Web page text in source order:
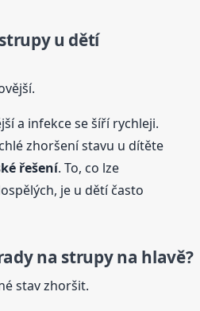
u dětí
a infekce se šíří rychleji.
zhoršení stavu u dítěte
řešení. To, co lze
je u dětí často
na strupy na hlavě?
stav zhoršit.